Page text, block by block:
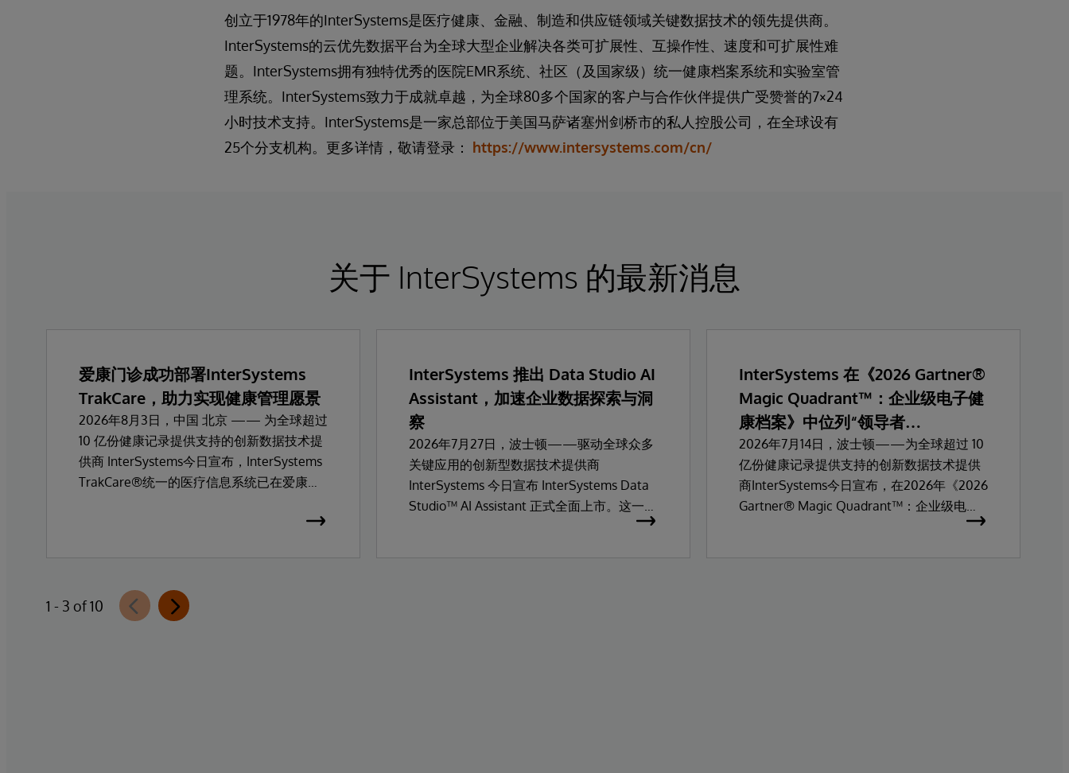
创立于1978年的InterSystems是医疗健康、金融、制造和供应链领域关键数据技术的领先提供商。
InterSystems的云优先数据平台为全球大型企业解决各类可扩展性、互操作性、速度和可扩展性难
题。InterSystems拥有独特优秀的医院EMR系统、社区（及国家级）统一健康档案系统和实验室管
理系统。InterSystems致力于成就卓越，为全球80多个国家的客户与合作伙伴提供广受赞誉的7×24
小时技术支持。InterSystems是一家总部位于美国马萨诸塞州剑桥市的私人控股公司，在全球设有
25个分支机构。更多详情，敬请登录： https://www.intersystems.com/cn/
关于 InterSystems 的最新消息
爱康门诊成功部署InterSystems
TrakCare，助力实现健康管理愿景
2026年8月3日，中国 北京 —— 为全球超过
10 亿份健康记录提供支持的创新数据技术提
供商 InterSystems今日宣布，InterSystems
TrakCare®统一的医疗信息系统已在爱康集
InterSystems 推出 Data Studio AI
Assistant，加速企业数据探索与洞
察
2026年7月27日，波士顿——驱动全球众多
关键应用的创新型数据技术提供商
InterSystems 今日宣布 InterSystems Data
Studio™ AI Assistant 正式全面上市。这一全
新的生成式AI驱动扩展组件，旨在帮助用户
InterSystems 在《2026 Gartner®
Magic Quadrant™：企业级电子健
康档案》中位列“领导者
（Leader）”
2026年7月14日，波士顿——为全球超过 10
亿份健康记录提供支持的创新数据技术提供
商InterSystems今日宣布，在2026年《2026
Gartner® Magic Quadrant™：企业级电子
1 - 3 of 10